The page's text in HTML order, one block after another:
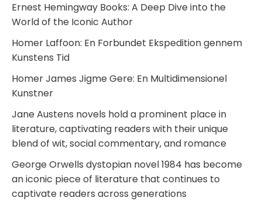
Ernest Hemingway Books: A Deep Dive into the
World of the Iconic Author
Homer Laffoon: En Forbundet Ekspedition gennem
Kunstens Tid
Homer James Jigme Gere: En Multidimensionel
Kunstner
Jane Austens novels hold a prominent place in
literature, captivating readers with their unique
blend of wit, social commentary, and romance
George Orwells dystopian novel 1984 has become
an iconic piece of literature that continues to
captivate readers across generations